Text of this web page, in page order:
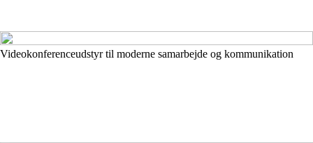
Videokonferenceudstyr til moderne samarbejde og kommunikation